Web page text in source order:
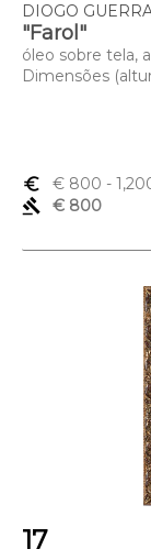
DIOGO
"Farol"
óleo sobre tela,
Dimensões
euro_symbol € 800 -
gavel
€ 800
17